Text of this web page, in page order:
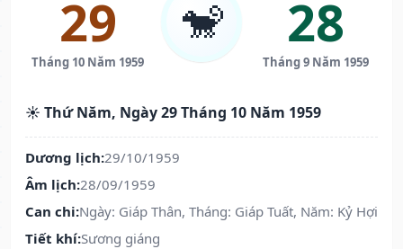
29
Tháng 10 Năm 1959
🐒 28
Tháng 9 Năm 1959
☀️ Thứ Năm, Ngày 29 Tháng 10 Năm 1959
Dương lịch:29/10/1959
Âm lịch:28/09/1959
Can chi:Ngày: Giáp Thân, Tháng: Giáp Tuất, Năm: Kỷ Hợi
Tiết khí:Sương giáng